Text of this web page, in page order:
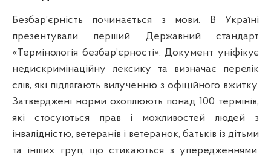
Безбар’єрність починається з мови. В Україні
презентували перший Державний стандарт
«Термінологія безбар’єрності». Документ уніфікує
недискримінаційну лексику та визначає перелік
слів, які підлягають вилученню з офіційного вжитку.
Затверджені норми охоплюють понад 100 термінів,
які стосуються прав і можливостей людей з
інвалідністю, ветеранів і ветеранок, батьків із дітьми
та інших груп, що стикаються з упередженнями.